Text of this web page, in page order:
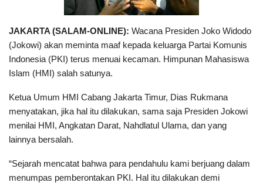
JAKARTA (SALAM-ONLINE): Wacana Presiden Joko Widodo
(Jokowi) akan meminta maaf kepada keluarga Partai Komunis
Indonesia (PKI) terus menuai kecaman. Himpunan Mahasiswa
Islam (HMI) salah satunya.
Ketua Umum HMI Cabang Jakarta Timur, Dias Rukmana
menyatakan, jika hal itu dilakukan, sama saja Presiden Jokowi
menilai HMI, Angkatan Darat, Nahdlatul Ulama, dan yang
lainnya bersalah.
“Sejarah mencatat bahwa para pendahulu kami berjuang dalam
menumpas pemberontakan PKI. Hal itu dilakukan demi